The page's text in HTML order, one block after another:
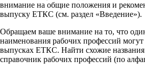
внимание на общие положения и
выпуску ЕТКС (см. раздел «Введение»).
Обращаем ваше внимание на то, что
наименования рабочих профессий могут
выпусках ЕТКС. Найти схожие
справочник рабочих профессий (по